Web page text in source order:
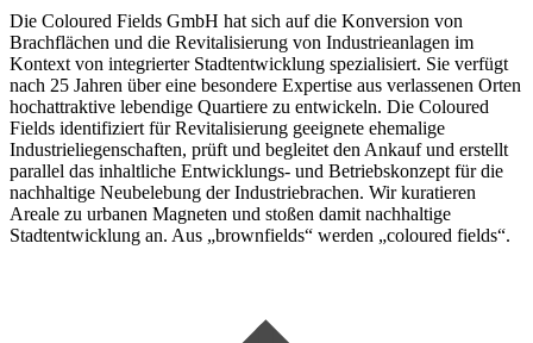
Die Coloured Fields GmbH hat sich auf die Konversion von
Brachflächen und die Revitalisierung von Industrieanlagen im
Kontext von integrierter Stadtentwicklung spezialisiert. Sie verfügt
nach 25 Jahren über eine besondere Expertise aus verlassenen Orten
hochattraktive lebendige Quartiere zu entwickeln. Die Coloured
Fields identifiziert für Revitalisierung geeignete ehemalige
Industrieliegenschaften, prüft und begleitet den Ankauf und erstellt
parallel das inhaltliche Entwicklungs- und Betriebskonzept für die
nachhaltige Neubelebung der Industriebrachen. Wir kuratieren
Areale zu urbanen Magneten und stoßen damit nachhaltige
Stadtentwicklung an. Aus „brownfields“ werden „coloured fields“.